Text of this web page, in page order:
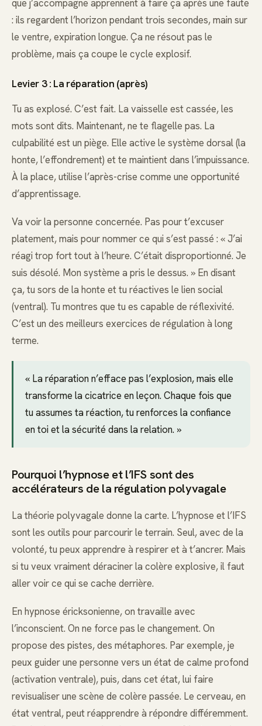
que j’accompagne apprennent à faire ça après une faute
: ils regardent l’horizon pendant trois secondes, main sur
le ventre, expiration longue. Ça ne résout pas le
problème, mais ça coupe le cycle explosif.
Levier 3 : La réparation (après)
Tu as explosé. C’est fait. La vaisselle est cassée, les
mots sont dits. Maintenant, ne te flagelle pas. La
culpabilité est un piège. Elle active le système dorsal (la
honte, l’effondrement) et te maintient dans l’impuissance.
À la place, utilise l’après-crise comme une opportunité
d’apprentissage.
Va voir la personne concernée. Pas pour t’excuser
platement, mais pour nommer ce qui s’est passé : « J’ai
réagi trop fort tout à l’heure. C’était disproportionné. Je
suis désolé. Mon système a pris le dessus. » En disant
ça, tu sors de la honte et tu réactives le lien social
(ventral). Tu montres que tu es capable de réflexivité.
C’est un des meilleurs exercices de régulation à long
terme.
« La réparation n’efface pas l’explosion, mais elle
transforme la cicatrice en leçon. Chaque fois que
tu assumes ta réaction, tu renforces la confiance
en toi et la sécurité dans la relation. »
Pourquoi l’hypnose et l’IFS sont des
accélérateurs de la régulation polyvagale
La théorie polyvagale donne la carte. L’hypnose et l’IFS
sont les outils pour parcourir le terrain. Seul, avec de la
volonté, tu peux apprendre à respirer et à t’ancrer. Mais
si tu veux vraiment déraciner la colère explosive, il faut
aller voir ce qui se cache derrière.
En hypnose éricksonienne, on travaille avec
l’inconscient. On ne force pas le changement. On
propose des pistes, des métaphores. Par exemple, je
peux guider une personne vers un état de calme profond
(activation ventrale), puis, dans cet état, lui faire
revisualiser une scène de colère passée. Le cerveau, en
état ventral, peut réapprendre à répondre différemment.